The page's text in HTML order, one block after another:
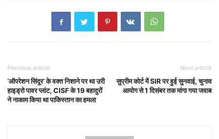
Previous article
‘ऑपरेशन सिंदूर’ के वक्त निशाने पर था उरी
हाइड्रो पावर प्लांट, CISF के 19 बहादुरों
ने नाकाम किया था पाकिस्तान का हमला
Next article
सुप्रीम कोर्ट में SIR पर हुई सुनवाई, चुनाव
आयोग से 1 दिसंबर तक मांगा गया जवाब